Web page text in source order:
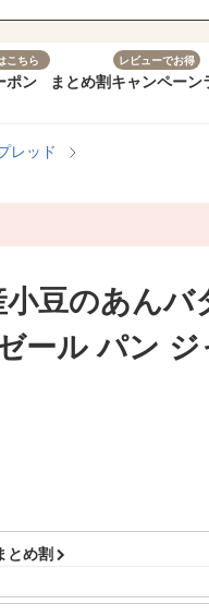
こちら
ポン まとめ割
レビューでお得
キャンペーン
レッド
豆のあんバ
ール パン ジ
とめ割